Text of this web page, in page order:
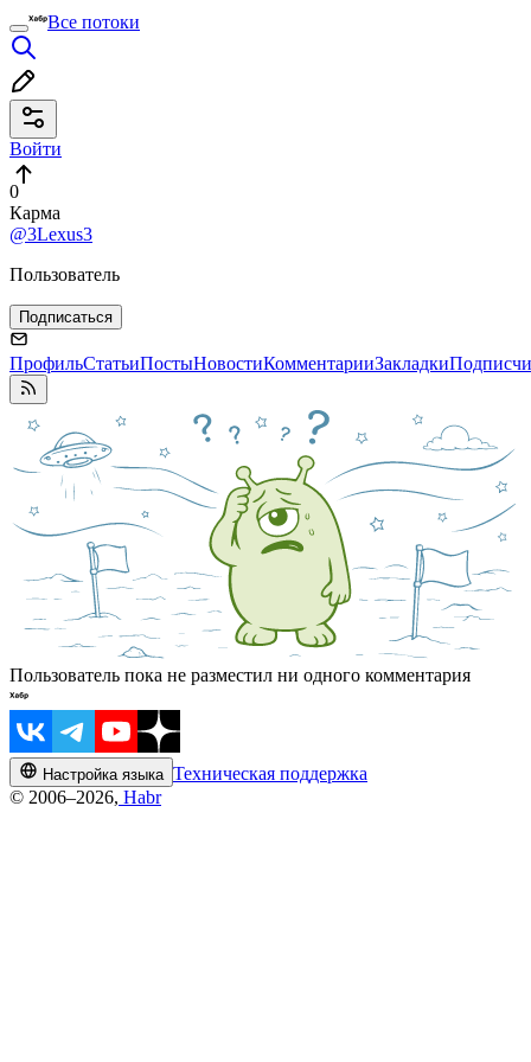
Все потоки
Войти
0
Карма
@3Lexus3
Пользователь
Подписаться
ПрофильСтатьиПостыНовостиКомментарииЗакладки
Пользователь пока не разместил ни одного комментария
Настройка языка Техническая поддержка
© 2006–2026, Habr